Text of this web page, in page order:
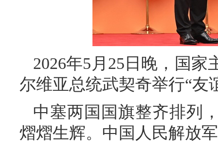
2026年5月25日晚，国
尔维亚总统武契奇举行“友
中塞两国国旗整齐排列
熠熠生辉。中国人民解放